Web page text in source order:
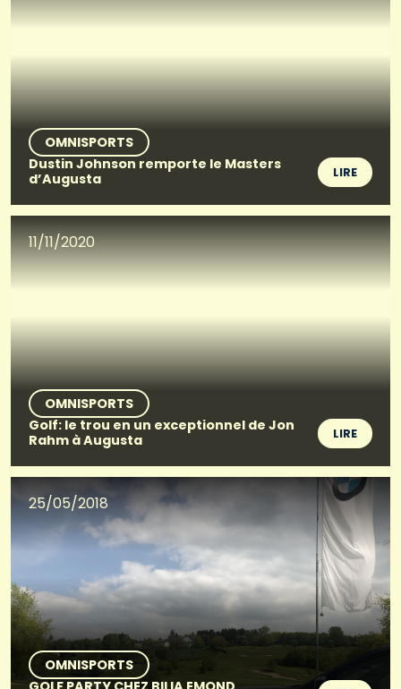
OMNISPORTS
Dustin Johnson remporte le Masters
d’Augusta
LIRE
11/11/2020
OMNISPORTS
Golf: le trou en un exceptionnel de Jon
Rahm à Augusta
LIRE
25/05/2018
OMNISPORTS